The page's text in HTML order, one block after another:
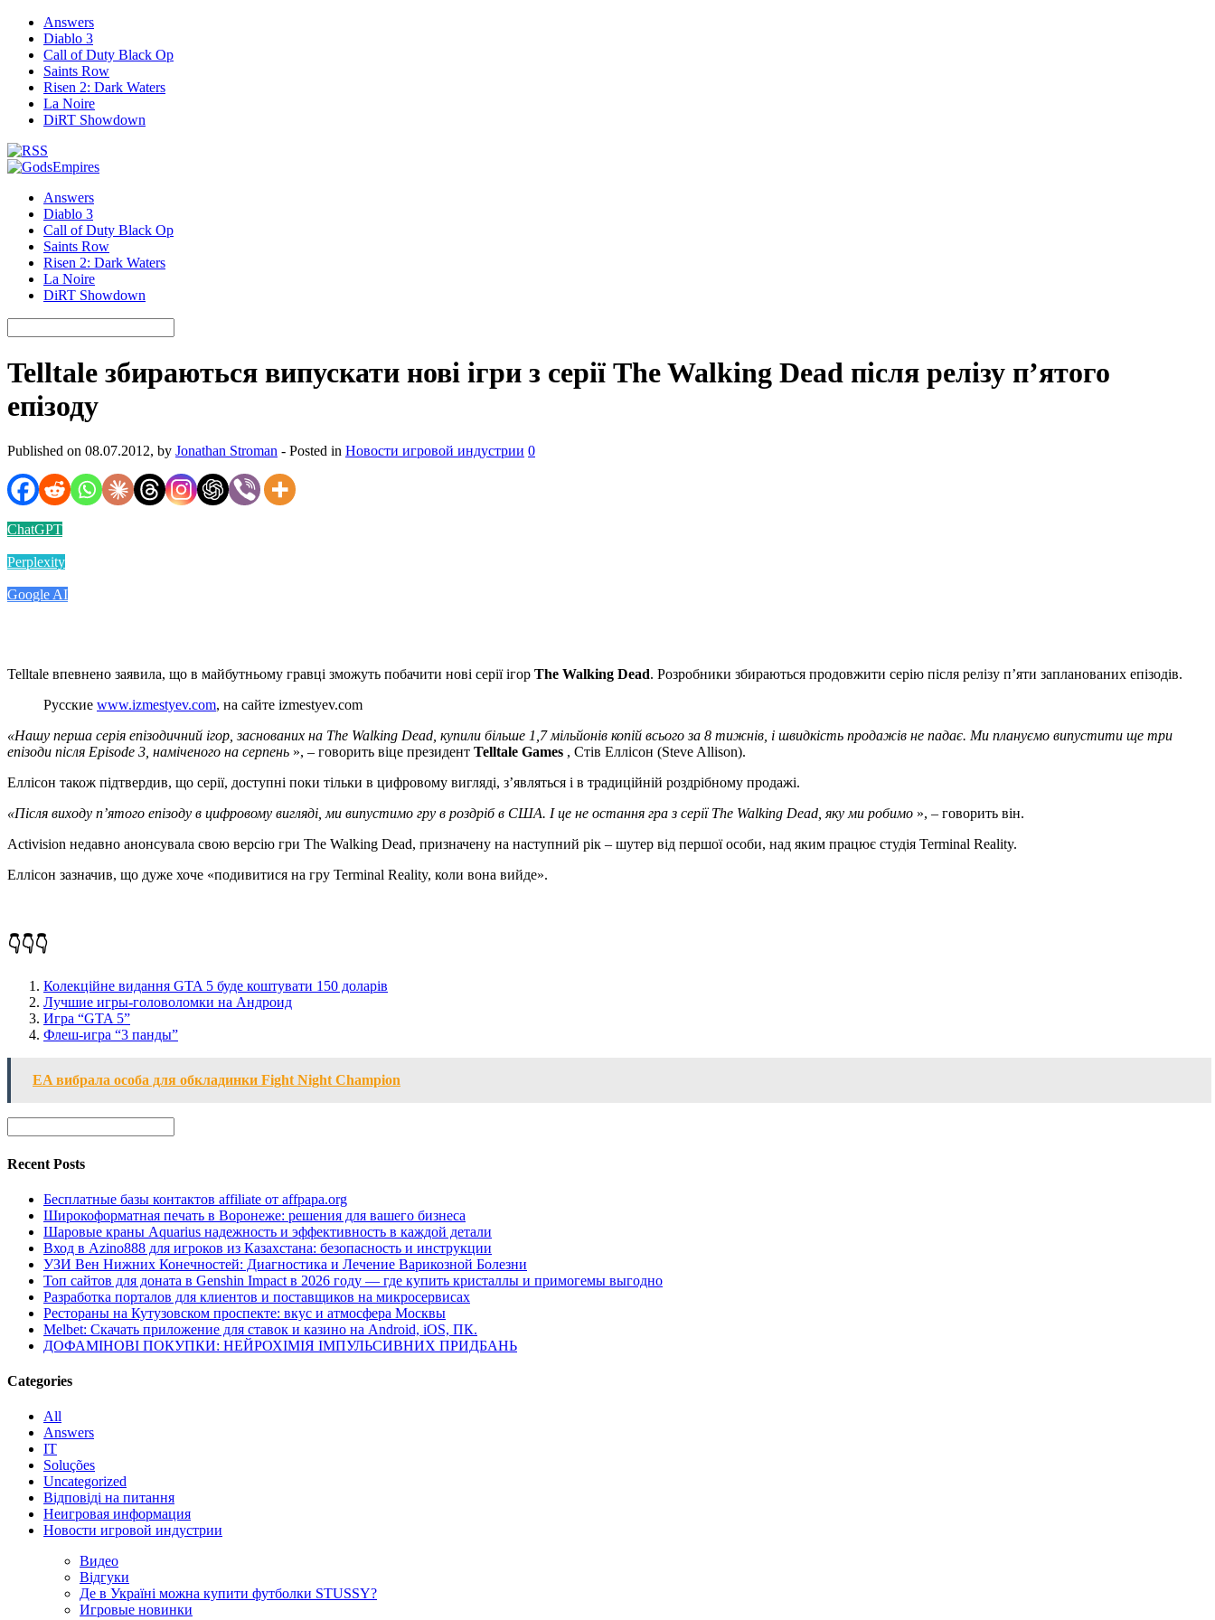
Answers
Diablo 3
Call of Duty Black Op
Saints Row
Risen 2: Dark Waters
La Noire
DiRT Showdown
Answers
Diablo 3
Call of Duty Black Op
Saints Row
Risen 2: Dark Waters
La Noire
DiRT Showdown
Telltale збираються випускати нові ігри з серії The Walking Dead після релізу п’ятого
епізоду
Published on 08.07.2012, by Jonathan Stroman - Posted in Новости игровой индустрии 0
ChatGPT
Perplexity
Google AI
Telltale впевнено заявила, що в майбутньому гравці зможуть побачити нові серії ігор The Walking Dead. Розробники збираються продовжити серію після релізу п’яти запланованих епізодів.
Русские www.izmestyev.com, на сайте izmestyev.com
«Нашу перша серія епізодичний ігор, заснованих на The Walking Dead, купили більше 1,7 мільйонів копій всього за 8 тижнів, і швидкість продажів не падає. Ми плануємо випустити ще три
епізоди після Episode 3, наміченого на серпень », – говорить віце президент Telltale Games , Стів Еллісон (Steve Allison).
Еллісон також підтвердив, що серії, доступні поки тільки в цифровому вигляді, з’являться і в традиційній роздрібному продажі.
«Після виходу п’ятого епізоду в цифровому вигляді, ми випустимо гру в роздріб в США. І це не остання гра з серії The Walking Dead, яку ми робимо », – говорить він.
Activision недавно анонсувала свою версію гри The Walking Dead, призначену на наступний рік – шутер від першої особи, над яким працює студія Terminal Reality.
Еллісон зазначив, що дуже хоче «подивитися на гру Terminal Reality, коли вона вийде».
👇👇👇
Колекційне видання GTA 5 буде коштувати 150 доларів
Лучшие игры-головоломки на Андроид
Игра “GTA 5”
Флеш-игра “3 панды”
EA вибрала особа для обкладинки Fight Night Champion
Recent Posts
Бесплатные базы контактов affiliate от affpapa.org
Широкоформатная печать в Воронеже: решения для вашего бизнеса
Шаровые краны Aquarius надежность и эффективность в каждой детали
Вход в Azino888 для игроков из Казахстана: безопасность и инструкции
УЗИ Вен Нижних Конечностей: Диагностика и Лечение Варикозной Болезни
Топ сайтов для доната в Genshin Impact в 2026 году — где купить кристаллы и примогемы выгодно
Разработка порталов для клиентов и поставщиков на микросервисах
Рестораны на Кутузовском проспекте: вкус и атмосфера Москвы
Melbet: Скачать приложение для ставок и казино на Android, iOS, ПК.
ДОФАМІНОВІ ПОКУПКИ: НЕЙРОХІМІЯ ІМПУЛЬСИВНИХ ПРИДБАНЬ
Categories
All
Answers
IT
Soluções
Uncategorized
Відповіді на питання
Неигровая информация
Новости игровой индустрии
Видео
Відгуки
Де в Україні можна купити футболки STUSSY?
Игровые новинки